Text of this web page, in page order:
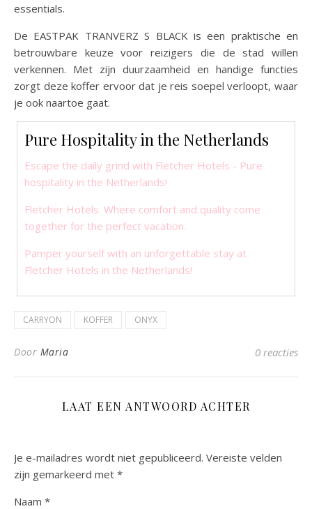
essentials.
De EASTPAK TRANVERZ S BLACK is een praktische en
betrouwbare keuze voor reizigers die de stad willen
verkennen. Met zijn duurzaamheid en handige functies
zorgt deze koffer ervoor dat je reis soepel verloopt, waar
je ook naartoe gaat.
Pure Hospitality in the Netherlands
Escape the daily grind with Fletcher Hotels - Pure
hospitality in the Netherlands!
Fletcher Hotels: Where comfort and quality come
together for the perfect vacation.
Pamper yourself with an unforgettable stay at
Fletcher Hotels in the Netherlands!
CARRYON KOFFER ONYX
Door Maria 0 reacties
LAAT EEN ANTWOORD ACHTER
Je e-mailadres wordt niet gepubliceerd. Vereiste velden
zijn gemarkeerd met *
Naam *